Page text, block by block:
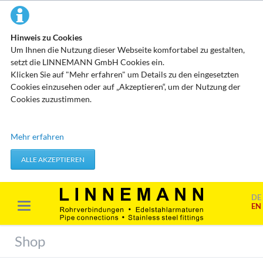
Hinweis zu Cookies
Um Ihnen die Nutzung dieser Webseite komfortabel zu gestalten,
setzt die LINNEMANN GmbH Cookies ein.
Klicken Sie auf "Mehr erfahren" um Details zu den eingesetzten
Cookies einzusehen oder auf „Akzeptieren“, um der Nutzung der
Cookies zuzustimmen.
Technisch erforderliche Cookies
werden verwendet um von Ihnen getätigte Aktionen, wie etwa das
Festlegen Ihrer Datenschutzeinstellungen zu übernehmen.
Erforderliche Cookies akzeptieren
Marketing & Analyse
ausgewertet werden. Das geschieht vor allem mit Cookies und mit
sogenannten Analyseprogrammen. Die Analyse Ihres Surf-
Mehr erfahren
ALLE AKZEPTIEREN
DE
EN
Shop